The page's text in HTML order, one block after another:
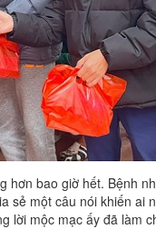
hơn bao giờ hết. Bệnh
sẻ một câu nói khiến ai
lời mộc mạc ấy đã làm